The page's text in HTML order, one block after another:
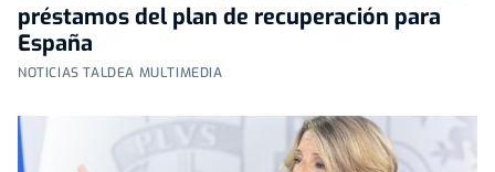
préstamos del plan de recuperación para
España
NOTICIAS TALDEA MULTIMEDIA